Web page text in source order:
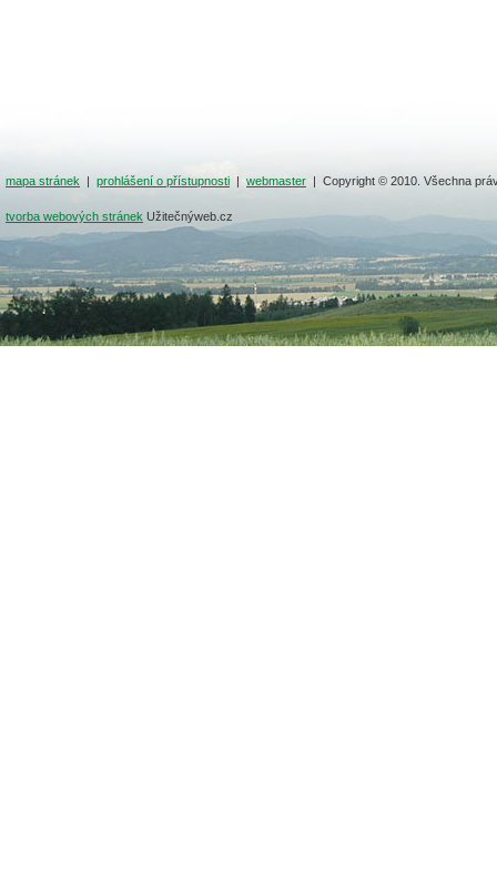
mapa stránek | prohlášení o přístupnosti | webmaster | Copyright © 2010. Všechna
tvorba webových stránek Užitečnýweb.cz